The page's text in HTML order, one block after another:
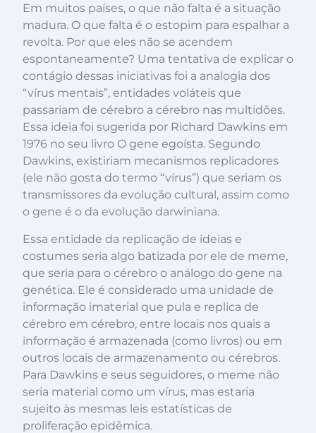
Em muitos países, o que não falta é a situação
madura. O que falta é o estopim para espalhar a
revolta. Por que eles não se acendem
espontaneamente? Uma tentativa de explicar o
contágio dessas iniciativas foi a analogia dos
“vírus mentais”, entidades voláteis que
passariam de cérebro a cérebro nas multidões.
Essa ideia foi sugerida por Richard Dawkins em
1976 no seu livro O gene egoísta. Segundo
Dawkins, existiriam mecanismos replicadores
(ele não gosta do termo “vírus”) que seriam os
transmissores da evolução cultural, assim como
o gene é o da evolução darwiniana.
Essa entidade da replicação de ideias e
costumes seria algo batizada por ele de meme,
que seria para o cérebro o análogo do gene na
genética. Ele é considerado uma unidade de
informação imaterial que pula e replica de
cérebro em cérebro, entre locais nos quais a
informação é armazenada (como livros) ou em
outros locais de armazenamento ou cérebros.
Para Dawkins e seus seguidores, o meme não
seria material como um vírus, mas estaria
sujeito às mesmas leis estatísticas de
proliferação epidêmica.